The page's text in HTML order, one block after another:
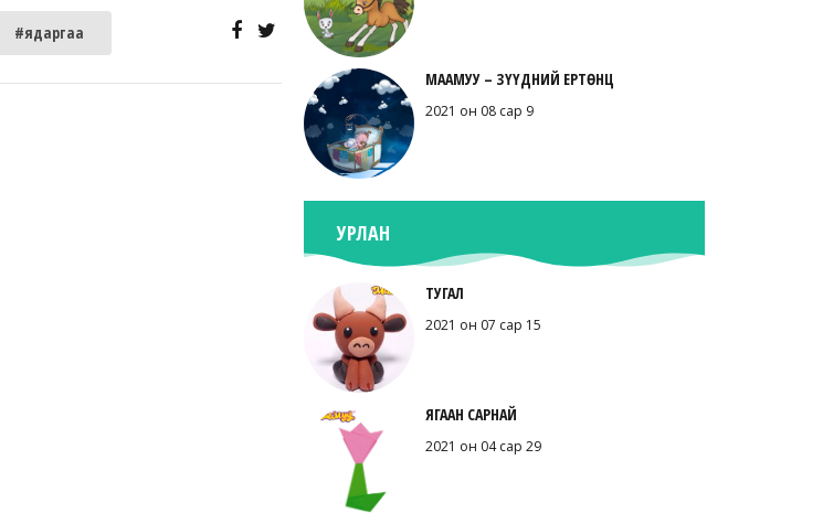
#ядаргаа
МААМУУ – ЗҮҮДНИЙ ЕРТӨНЦ
2021 он 08 сар 9
УРЛАН
ТУГАЛ
2021 он 07 сар 15
ЯГААН САРНАЙ
2021 он 04 сар 29